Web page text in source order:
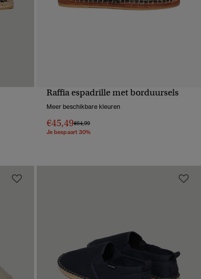
Raffia espadrille met borduursels
Meer beschikbare kleuren
€45,49Prijs verlaagd van
€64,99naar
Je bespaart 30%